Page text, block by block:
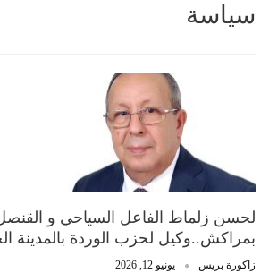
سياسة
لحسن زلماط الفاعل السياحي و القنصل
بمراكش..وكيل لحزب الوردة بالمدينة
زاكورة بريس يونيو 12, 2026